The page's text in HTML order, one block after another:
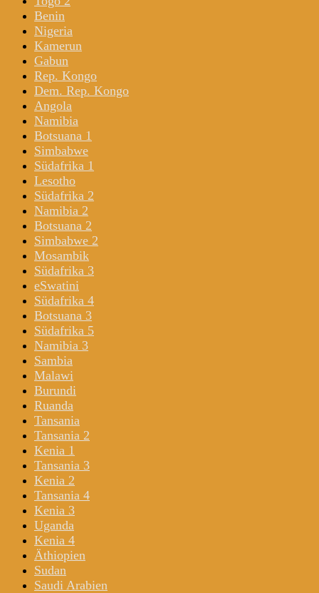
Benin
Nigeria
Kamerun
Gabun
Rep. Kongo
Dem. Rep. Kongo
Angola
Namibia
Botsuana 1
Simbabwe
Südafrika 1
Lesotho
Südafrika 2
Namibia 2
Botsuana 2
Simbabwe 2
Mosambik
Südafrika 3
eSwatini
Südafrika 4
Botsuana 3
Südafrika 5
Namibia 3
Sambia
Malawi
Burundi
Ruanda
Tansania
Tansania 2
Kenia 1
Tansania 3
Kenia 2
Tansania 4
Kenia 3
Uganda
Kenia 4
Äthiopien
Sudan
Saudi Arabien